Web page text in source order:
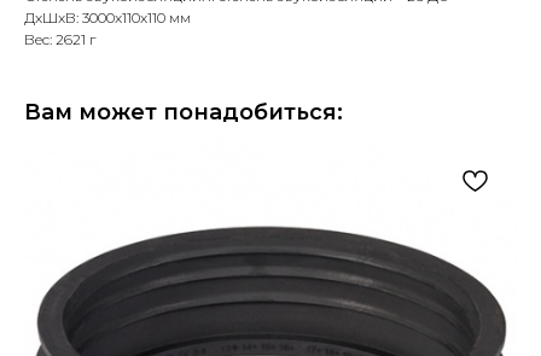
ДxШxВ: 3000x110x110 мм
Вес: 2621 г
Вам может понадобиться: